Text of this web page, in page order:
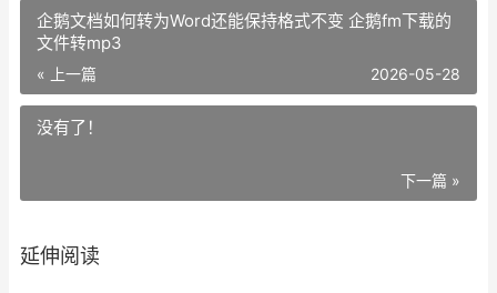
企鹅文档如何转为Word还能保持格式不变 企鹅fm下载的
文件转mp3
« 上一篇 2026-05-28
没有了！
下一篇 »
延伸阅读